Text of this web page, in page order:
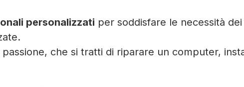
personalizzati per soddisfare le necessità
che si tratti di riparare un computer,